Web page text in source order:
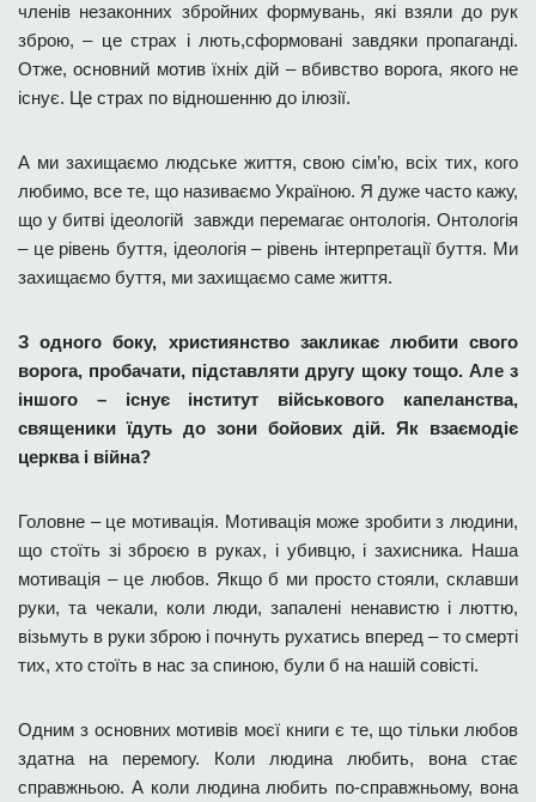
членів незаконних збройних формувань, які взяли до рук
зброю, – це страх і лють,сформовані завдяки пропаганді.
Отже, основний мотив їхніх дій – вбивство ворога, якого не
існує. Це страх по відношенню до ілюзії.
А ми захищаємо людське життя, свою сім’ю, всіх тих, кого
любимо, все те, що називаємо Україною. Я дуже часто кажу,
що у битві ідеологій завжди перемагає онтологія. Онтологія
– це рівень буття, ідеологія – рівень інтерпретації буття. Ми
захищаємо буття, ми захищаємо саме життя.
З одного боку, християнство закликає любити свого
ворога, пробачати, підставляти другу щоку тощо. Але з
іншого – існує інститут військового капеланства,
священики їдуть до зони бойових дій. Як взаємодіє
церква і війна?
Головне – це мотивація. Мотивація може зробити з людини,
що стоїть зі зброєю в руках, і убивцю, і захисника. Наша
мотивація – це любов. Якщо б ми просто стояли, склавши
руки, та чекали, коли люди, запалені ненавистю і люттю,
візьмуть в руки зброю і почнуть рухатись вперед – то смерті
тих, хто стоїть в нас за спиною, були б на нашій совісті.
Одним з основних мотивів моєї книги є те, що тільки любов
здатна на перемогу. Коли людина любить, вона стає
справжньою. А коли людина любить по-справжньому, вона